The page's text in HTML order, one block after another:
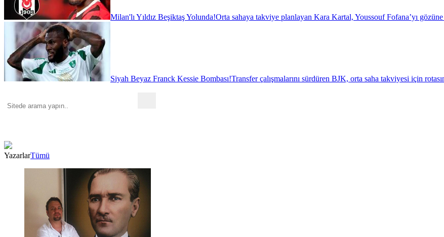
Milan'lı Yıldız Beşiktaş Yolunda!Orta sahaya takviye planlayan Kara Kartal, Youssouf Fofana’yı
Siyah Beyaz Franck Kessie Bombası!Transfer çalışmalarını sürdüren BJK, orta saha takviyesi için
YazarlarTümü